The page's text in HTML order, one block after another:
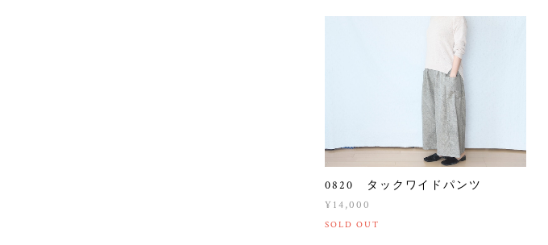
0820 タックワイドパンツ
¥14,000
SOLD OUT